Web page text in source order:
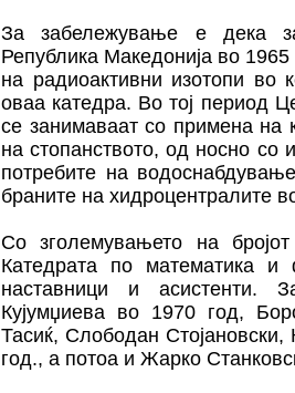
За забележување е дека
Република Македонија во
на радиоактивни изотопи во
оваа катедра. Во тој период
се занимаваат со примена на
на стопанството, од носно со
потребите на
браните на хидроцентралите
Со зголемувањето на
Катедрата по математика
наставници и асистенти.
Кујумџиева во 1970 год,
Тасиќ, Слободан
год., а потоа и Жарко